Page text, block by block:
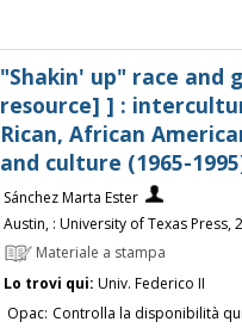
"Shakin' up" race and
resource] ] :
Rican, African
and culture (1965-
Sánchez Marta Ester
Austin, : University of Texas Press,
Materiale a stampa
Lo trovi qui: Univ. Federico II
Opac: Controlla la disponibilità